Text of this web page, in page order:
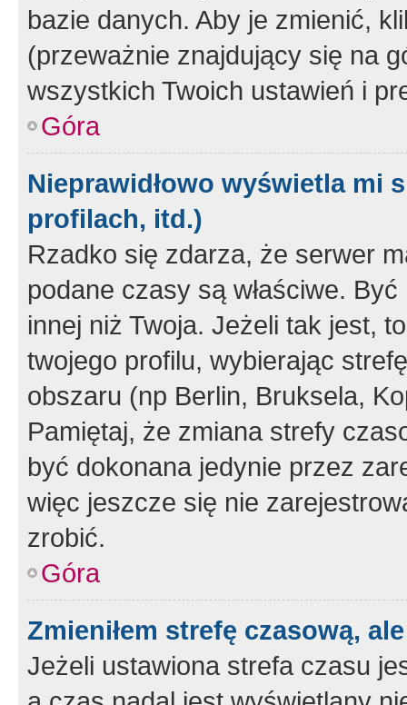
bazie danych. Aby je zmienić,
(przeważnie znajdujący się na
wszystkich Twoich ustawień i
Góra
Nieprawidłowo wyświetla mi
profilach, itd.)
Rzadko się zdarza, że serwer
podane czasy są właściwe.
innej niż Twoja. Jeżeli tak jest,
twojego profilu, wybierając
obszaru (np Berlin, Bruksela,
Pamiętaj, że zmiana strefy
być dokonana jedynie przez
więc jeszcze się nie
zrobić.
Góra
Zmieniłem strefę czasową,
Jeżeli ustawiona strefa czasu